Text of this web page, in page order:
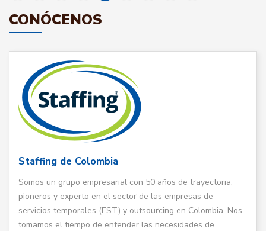
CONÓCENOS
Staffing de Colombia
Somos un grupo empresarial con 50 años de trayectoria,
pioneros y experto en el sector de las empresas de
servicios temporales (EST) y outsourcing en Colombia. Nos
tomamos el tiempo de entender las necesidades de